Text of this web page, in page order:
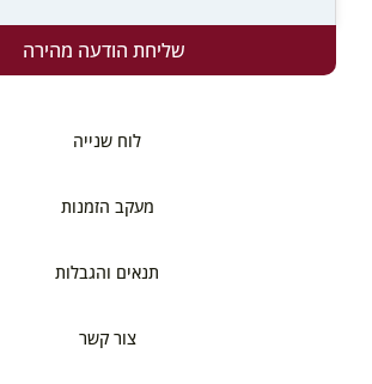
שליחת הודעה מהירה
לוח שנייה
מעקב הזמנות
תנאים והגבלות
צור קשר